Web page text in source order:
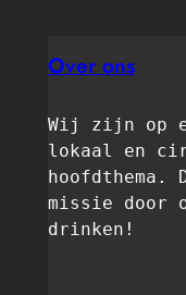
Over ons
Wij zijn op
lokaal en
hoofdthema.
missie door
drinken!